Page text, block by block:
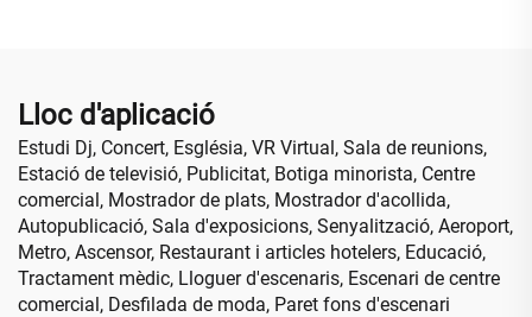
Lloc d'aplicació
Estudi Dj, Concert, Església, VR Virtual, Sala de reunions,
Estació de televisió, Publicitat, Botiga minorista, Centre
comercial, Mostrador de plats, Mostrador d'acollida,
Autopublicació, Sala d'exposicions, Senyalització, Aeroport,
Metro, Ascensor, Restaurant i articles hotelers, Educació,
Tractament mèdic, Lloguer d'escenaris, Escenari de centre
comercial, Desfilada de moda, Paret fons d'escenari